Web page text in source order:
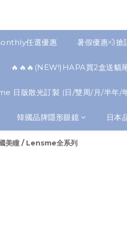
任選優惠 暑假優惠💨
🔥🔥🔥(NEW!)HAPA買2盒送貓
日版散光訂製 (日/雙周/月/半年/
韓國品牌隱形眼鏡 日本
美瞳 / Lensme全系列